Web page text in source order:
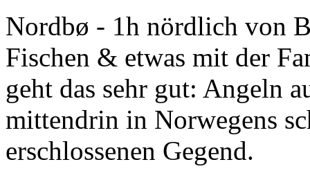
Nordbø - 1h nördlich von
Fischen & etwas mit der
geht das sehr gut: Angeln
mittendrin in Norwegens
erschlossenen Gegend.